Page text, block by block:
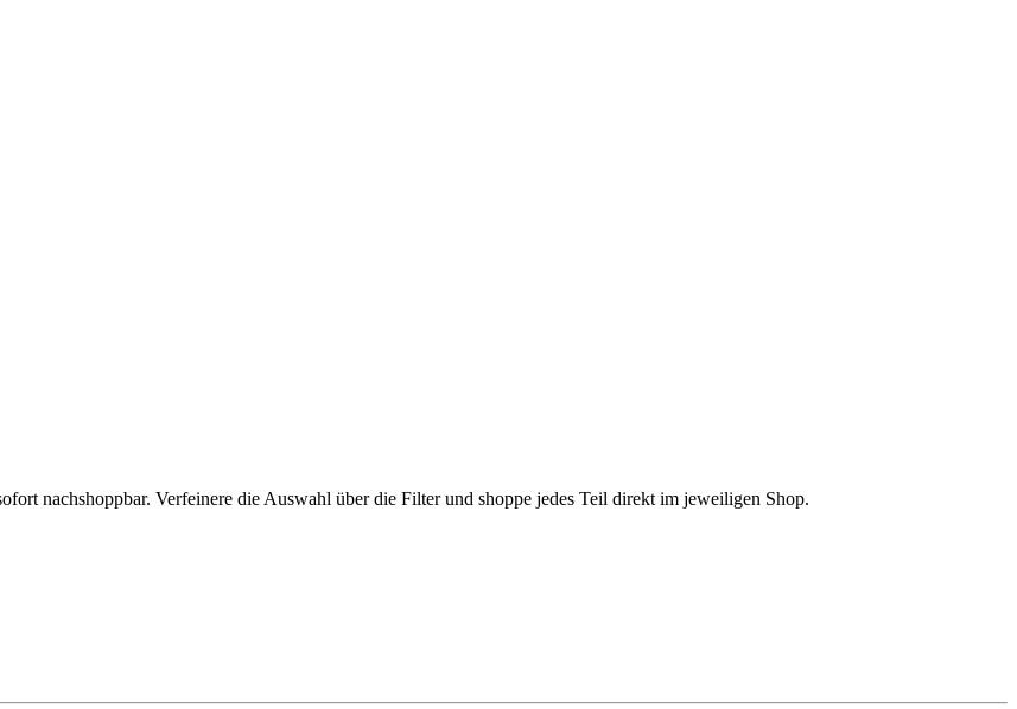
nachshoppbar. Verfeinere die Auswahl über die Filter und shoppe jedes Teil direkt im jeweiligen Shop.